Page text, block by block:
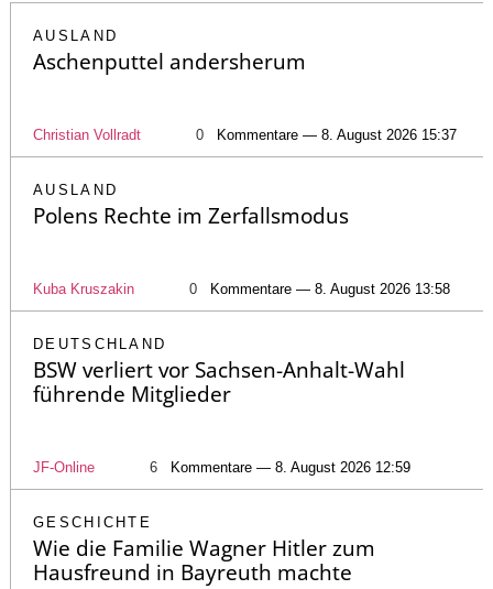
AUSLAND
Aschenputtel andersherum
Christian Vollradt 0 Kommentare — 8. August 2026 15:37
AUSLAND
Polens Rechte im Zerfallsmodus
Kuba Kruszakin 0 Kommentare — 8. August 2026 13:58
DEUTSCHLAND
BSW verliert vor Sachsen-Anhalt-Wahl
führende Mitglieder
JF-Online 6 Kommentare — 8. August 2026 12:59
GESCHICHTE
Wie die Familie Wagner Hitler zum
Hausfreund in Bayreuth machte